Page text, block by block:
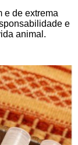
e de extrema
e
animal.